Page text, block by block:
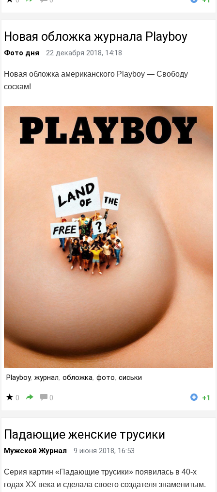
Новая обложка журнала Playboy
Фото дня 22 декабря 2018, 14:18
Новая обложка американского Playboy — Свободу
соскам!
Playboy, журнал, обложка, фото, сиськи
0 0 +1
Падающие женские трусики
Мужской Журнал 9 июня 2018, 16:53
Серия картин «Падающие трусики» появилась в 40-х
годах XX века и сделала своего создателя знаменитым.